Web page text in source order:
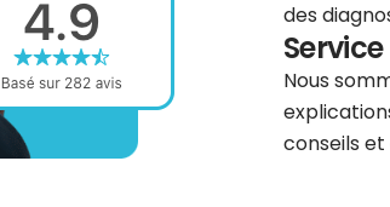
des
Nous
conseils